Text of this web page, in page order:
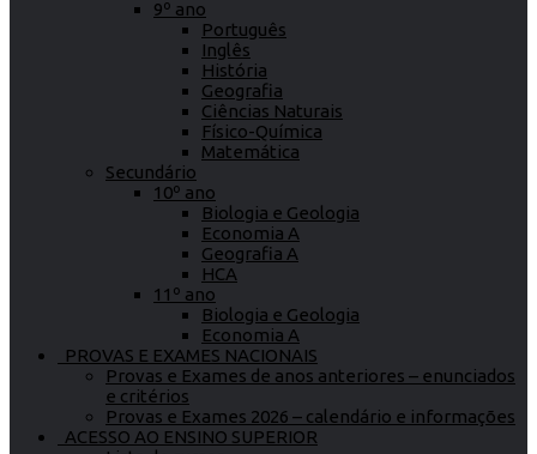
9º ano
Português
Inglês
História
Geografia
Ciências Naturais
Físico-Química
Matemática
Secundário
10º ano
Biologia e Geologia
Economia A
Geografia A
HCA
11º ano
Biologia e Geologia
Economia A
PROVAS E EXAMES NACIONAIS
Provas e Exames de anos anteriores – enunciados
e critérios
Provas e Exames 2026 – calendário e informações
ACESSO AO ENSINO SUPERIOR